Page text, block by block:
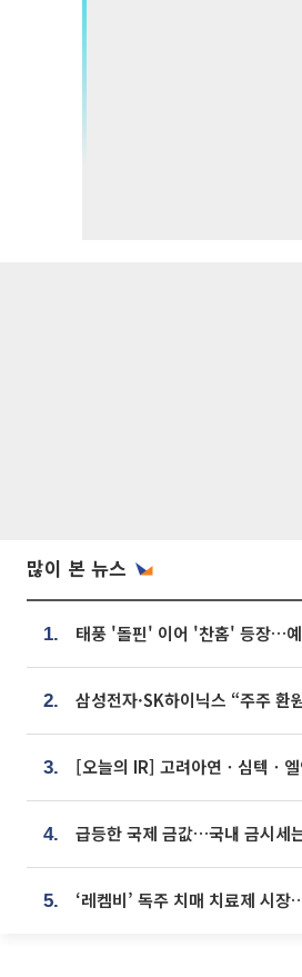
많이 본 뉴스
1.
2. 삼성전자·SK하이닉스 “주주 환
3. [오늘의 IR] 고려아연ㆍ심텍ㆍ
4. 급등한 국제 금값…국내 금시세
5.